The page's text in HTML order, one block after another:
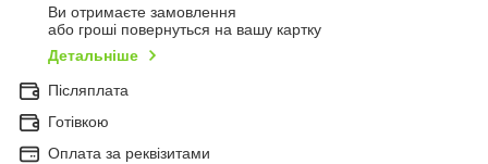
Ви отримаєте замовлення
або гроші повернуться на вашу картку
Детальніше
Післяплата
Готівкою
Оплата за реквізитами